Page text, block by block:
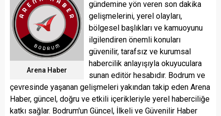
Arena Haber
gündemine yön veren son dakika
gelişmelerini, yerel olayları,
bölgesel başlıkları ve kamuoyunu
ilgilendiren önemli konuları
güvenilir, tarafsız ve kurumsal
habercilik anlayışıyla okuyuculara
sunan editör hesabıdır. Bodrum ve
çevresinde yaşanan gelişmeleri yakından takip eden Arena
Haber, güncel, doğru ve etkili içerikleriyle yerel haberciliğe
katkı sağlar. Bodrum'un Güncel, İlkeli ve Güvenilir Haber